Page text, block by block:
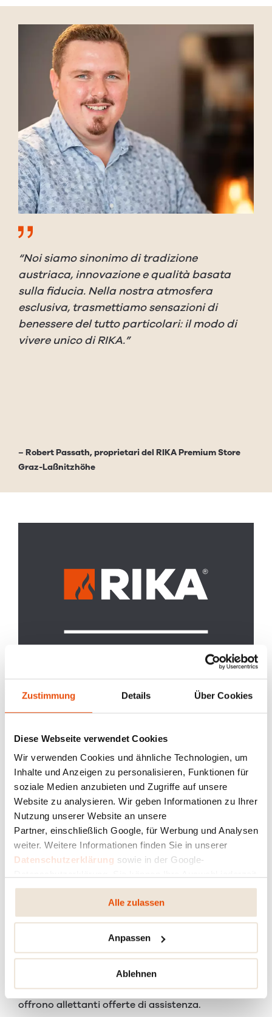
Zustimmung Details Über Cookies
Diese Webseite verwendet Cookies
Wir verwenden Cookies und ähnliche Technologien, um
Inhalte und Anzeigen zu personalisieren, Funktionen für
soziale Medien anzubieten und Zugriffe auf unsere
Website zu analysieren. Wir geben Informationen zu Ihrer
Nutzung unserer Website an unsere
Partner, einschließlich Google, für Werbung und Analysen
weiter. Weitere Informationen finden Sie in unserer
Datenschutzerklärung sowie in der Google-
ändern oder widerrufen.
Alle zulassen
Anpassen
Ablehnen
“Noi siamo sinonimo di tradizione
austriaca, innovazione e qualità basata
sulla fiducia. Nella nostra atmosfera
esclusiva, trasmettiamo sensazioni di
benessere del tutto particolari: il modo di
vivere unico di RIKA.”
– Robert Passath, proprietari del RIKA Premium Store
Graz-Laßnitzhöhe
RIKA PREMIUM PARTNER
Oltre alle stufe RIKA, i nostri PREMIUM PARTNER
offrono anche modelli di altri produttori,
incentrando tuttavia il loro assortimento
Approfittate dell’ampia offerta, della diversità e
delle possibilità di fare confronti diretti. I nostri
PREMIUM PARTNER dispongono di know-how
fondato, vaste competenze consultive e vi
offrono allettanti offerte di assistenza.